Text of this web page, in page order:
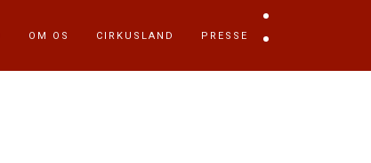
OM OS CIRKUSLAND PRESSE